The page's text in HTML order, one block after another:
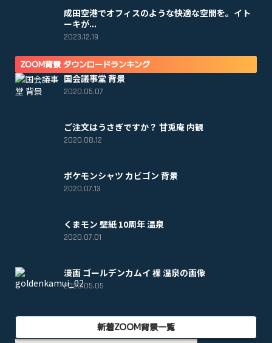
成田空港でオフィスのような快適な空間を。イト
ーキが...
2023.12.19
ZOOM背景 ダウンロードランキング
国会議事堂 背景
2020.05.07
ご注文はうさぎですか？ 甘兎庵 内観
2020.08.12
ポケモンシャツ カビゴン 背景
2020.07.13
くまモン 壁紙 10周年 温泉
2020.07.01
漫画 ゴールデンカムイ 裸 温泉の画像
2020.05.05
新着ZOOM背景一覧